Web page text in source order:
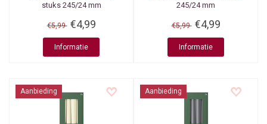
stuks 245/24 mm
€5,99 €4,99
Informatie
245/24 mm
€5,99 €4,99
Informatie
Aanbieding Aanbieding